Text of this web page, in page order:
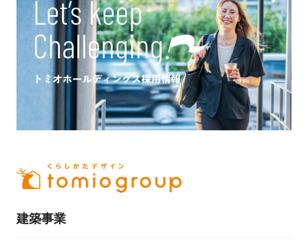
建築事業